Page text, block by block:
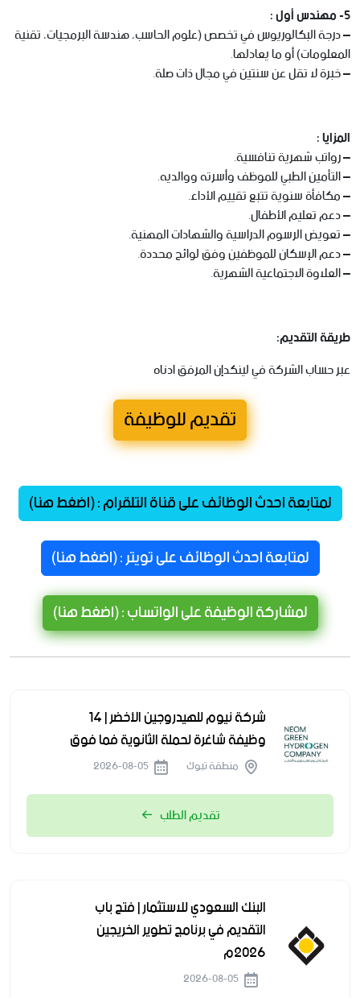
5- مهندس أول :
– درجة البكالوريوس في تخصص (علوم الحاسب، هندسة البرمجيات، تقنية
المعلومات) أو ما يعادلها.
– خبرة لا تقل عن سنتين في مجال ذات صلة.
المزايا :
– رواتب شهرية تنافسية.
– التأمين الطبي للموظف وأسرته ووالديه.
– مكافأة سنوية تتبع تقييم الأداء.
– دعم تعليم الأطفال.
– تعويض الرسوم الدراسية والشهادات المهنية.
– دعم الإسكان للموظفين وفق لوائح محددة.
– العلاوة الاجتماعية الشهرية.
طريقة التقديم:
عبر حساب الشركة في لينكدإن المرفق ادناه
تقديم للوظيفة
لمتابعة احدث الوظائف على قناة التلقرام : (اضغط هنا)
لمتابعة احدث الوظائف على تويتر : (اضغط هنا)
لمشاركة الوظيفة على الواتساب : (اضغط هنا)
شركة نيوم للهيدروجين الأخضر | 14
وظيفة شاغرة لحملة الثانوية فما فوق
منطقة تبوك
تقديم الطلب
البنك السعودي للاستثمار | فتح باب
التقديم في برنامج تطوير الخريجين
2026م